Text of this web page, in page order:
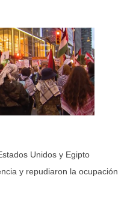
Unidos y Egipto
y repudiaron la ocupación